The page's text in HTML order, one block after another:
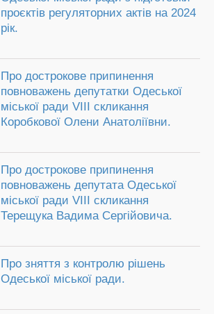
проєктів регуляторних актів на 2024
рік.
Про дострокове припинення
повноважень депутатки Одеської
міської ради VIII скликання
Коробкової Олени Анатоліївни.
Про дострокове припинення
повноважень депутата Одеської
міської ради VIII скликання
Терещука Вадима Сергійовича.
Про зняття з контролю рішень
Одеської міської ради.